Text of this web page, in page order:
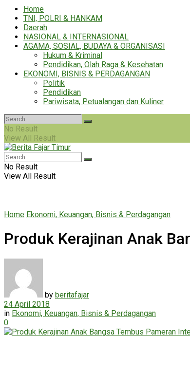
Home
TNI, POLRI & HANKAM
Daerah
NASIONAL & INTERNASIONAL
AGAMA, SOSIAL, BUDAYA & ORGANISASI
Hukum & Kriminal
Pendidikan, Olah Raga & Kesehatan
EKONOMI, BISNIS & PERDAGANGAN
Politik
Pendidikan
Pariwisata, Petualangan dan Kuliner
No Result
View All Result
No Result
View All Result
Home Ekonomi, Keuangan, Bisnis & Perdagangan
Produk Kerajinan Anak
by beritafajar
24 April 2018
in Ekonomi, Keuangan, Bisnis & Perdagangan
0